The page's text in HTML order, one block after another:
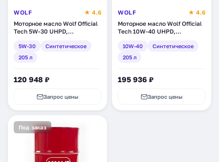
WOLF
★ 4.6
Моторное масло Wolf Official
Tech 5W-30 UHPD,
(8325861)
5W-30
Синтетическое
205 л
120 948 ₽
Запрос цены
WOLF
★ 4.6
Моторное масло Wolf Official
Tech 10W-40 UHPD,
(8329166)
10W-40
Синтетическое
205 л
195 936 ₽
Запрос цены
Под заказ